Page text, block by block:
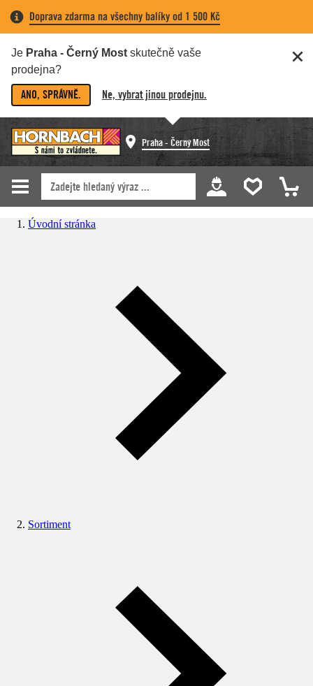
Doprava zdarma na všechny balíky od 1 500 Kč
Je Praha - Černý Most skutečně vaše
prodejna?
ANO, SPRÁVNĚ. Ne, vybrat jinou prodejnu.
Praha - Černý Most
Úvodní stránka
Sortiment